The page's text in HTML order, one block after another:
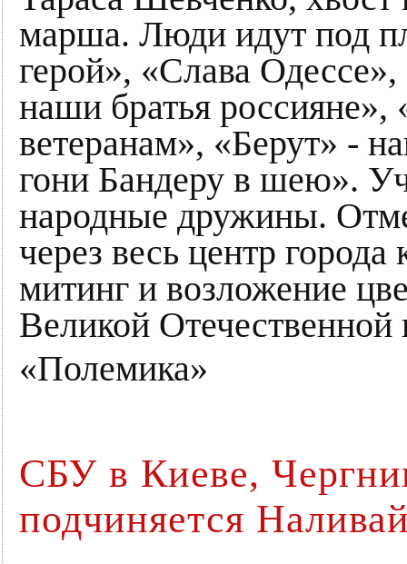
марша. Люди идут под
герой», «Слава
наши братья россияне»,
ветеранам», «Берут» -
гони Бандеру в шею».
народные дружины.
через весь центр
митинг и возложение
Великой
«Полемика»
СБУ в Киеве,
подчиняется